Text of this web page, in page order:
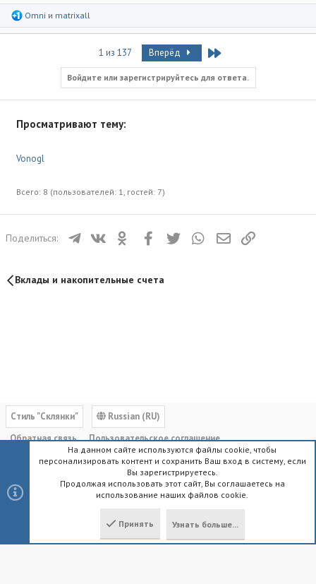
Р
а
Omni и matrixall
1 из 137 Вперёд Last
Войдите или зарегистрируйтесь для ответа.
Просматривают тему:
Vonogl
Всего: 8 (пользователей: 1, гостей: 7)
Поделиться: ТелеграмВКонтактеОдноклассники
FacebookTwitter WhatsAppЭлектронная почта
Вклады и накопительные счета
Cтиль "Склянки"
Russian (RU)
Обратная связь
Пользовательское соглашение
Политика конфиденциальности
Помощь Главная
R
S
Community platform by XenForo® © 2010-2023 XenForo Ltd.
XenForo.Info
На данном сайте используются файлы cookie, чтобы
персонализировать контент и сохранить Ваш вход в систему, если
Вы зарегистрируетесь.
Продолжая использовать этот сайт, Вы соглашаетесь на
использование наших файлов cookie.
Принять Узнать больше...